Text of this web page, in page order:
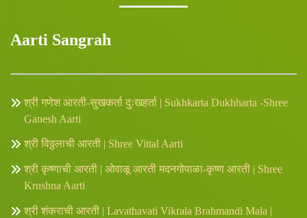
Aarti Sangrah
श्री गणेश आरती-सुखकर्ता दुःखहर्ता | Sukhkarta Dukhharta -Shree
Ganesh Aarti
श्री विठ्ठलाची आरती | Shree Vittal Aarti
श्री कृष्णाची आरती | ओवाळू आरती मदनगोपाळा-कृष्ण आरती | Shree
Krushna Aarti
श्री शंकराची आरती | Lavathavati Vikrala Brahmandi Mala |